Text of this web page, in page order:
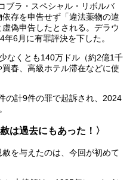
ブラ・スペシャル・リボルバ
存を申告せず「違法薬物の違
偽申告したとされる。デラウ
6月に有罪評決を下した。
なくとも140万ドル（約2億1千
春、高級ホテル滞在などに使
の計9件の罪で起訴され、2024
は過去にもあった！〉
を与えたのは、今回が初めて